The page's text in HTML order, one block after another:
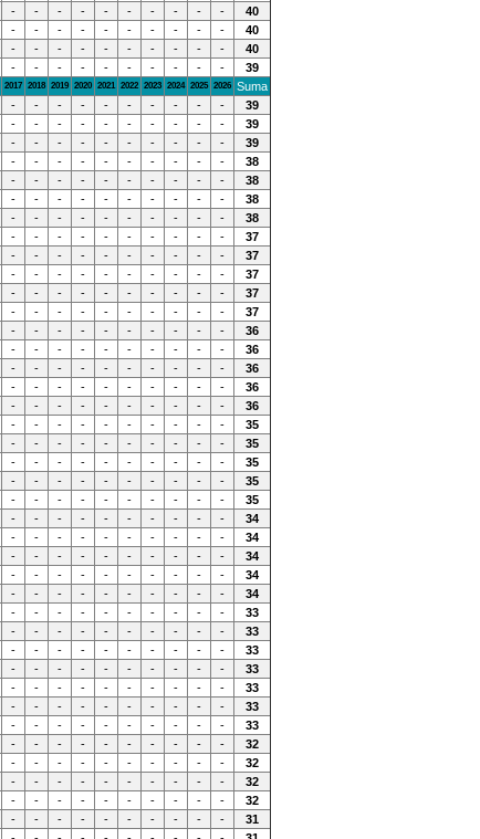
- - - - - - - - - -
40
- - - - - - - - - -
40
- - - - - - - - - -
40
- - - - - - - - - -
39
2017 2018 2019 2020 2021 2022 2023 2024 2025 2026
Suma
- - - - - - - - - -
39
- - - - - - - - - -
39
- - - - - - - - - -
39
- - - - - - - - - -
38
- - - - - - - - - -
38
- - - - - - - - - -
38
- - - - - - - - - -
38
- - - - - - - - - -
37
- - - - - - - - - -
37
- - - - - - - - - -
37
- - - - - - - - - -
37
- - - - - - - - - -
37
- - - - - - - - - -
36
- - - - - - - - - -
36
- - - - - - - - - -
36
- - - - - - - - - -
36
- - - - - - - - - -
36
- - - - - - - - - -
35
- - - - - - - - - -
35
- - - - - - - - - -
35
- - - - - - - - - -
35
- - - - - - - - - -
35
- - - - - - - - - -
34
- - - - - - - - - -
34
- - - - - - - - - -
34
- - - - - - - - - -
34
- - - - - - - - - -
34
- - - - - - - - - -
33
- - - - - - - - - -
33
- - - - - - - - - -
33
- - - - - - - - - -
33
- - - - - - - - - -
33
- - - - - - - - - -
33
- - - - - - - - - -
33
- - - - - - - - - -
32
- - - - - - - - - -
32
- - - - - - - - - -
32
- - - - - - - - - -
32
- - - - - - - - - -
31